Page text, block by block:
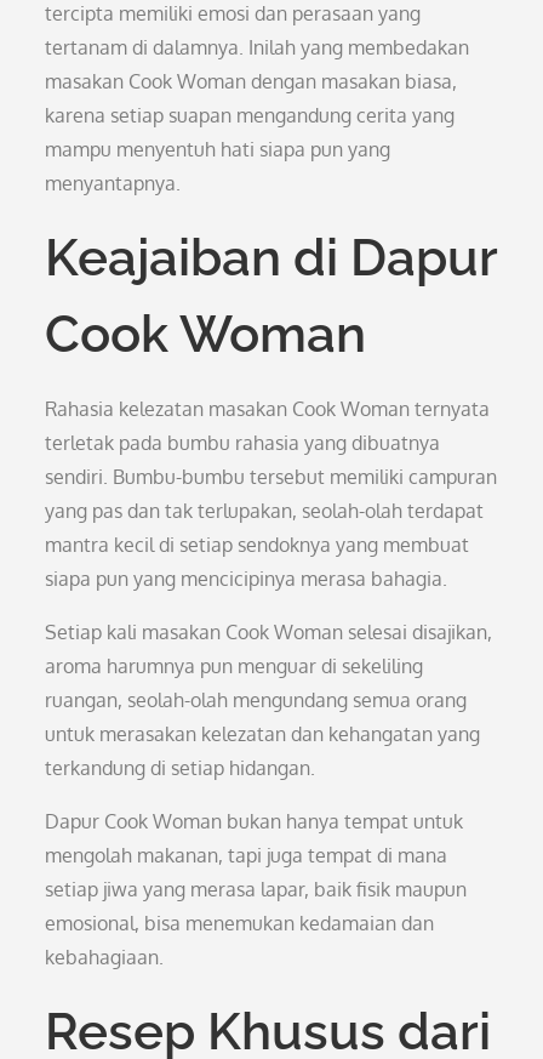
tercipta memiliki emosi dan perasaan yang
tertanam di dalamnya. Inilah yang membedakan
masakan Cook Woman dengan masakan biasa,
karena setiap suapan mengandung cerita yang
mampu menyentuh hati siapa pun yang
menyantapnya.
Keajaiban di Dapur
Cook Woman
Rahasia kelezatan masakan Cook Woman ternyata
terletak pada bumbu rahasia yang dibuatnya
sendiri. Bumbu-bumbu tersebut memiliki campuran
yang pas dan tak terlupakan, seolah-olah terdapat
mantra kecil di setiap sendoknya yang membuat
siapa pun yang mencicipinya merasa bahagia.
Setiap kali masakan Cook Woman selesai disajikan,
aroma harumnya pun menguar di sekeliling
ruangan, seolah-olah mengundang semua orang
untuk merasakan kelezatan dan kehangatan yang
terkandung di setiap hidangan.
Dapur Cook Woman bukan hanya tempat untuk
mengolah makanan, tapi juga tempat di mana
setiap jiwa yang merasa lapar, baik fisik maupun
emosional, bisa menemukan kedamaian dan
kebahagiaan.
Resep Khusus dari